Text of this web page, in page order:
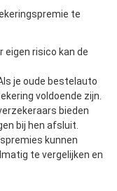
te
eigen risico kan de
je oude bestelauto
voldoende zijn.
bieden
bij hen afsluit.
kunnen
te vergelijken en